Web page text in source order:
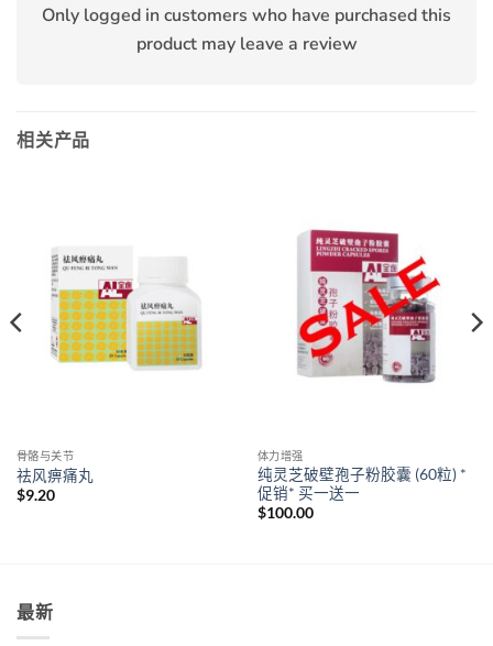
Only logged in customers who have purchased this
product may leave a review
相关产品
骨骼与关节
祛风痹痛丸
$9.20
体力增强
纯灵芝破壁孢子粉胶囊 (60粒) *
促销* 买一送一
$100.00
最新